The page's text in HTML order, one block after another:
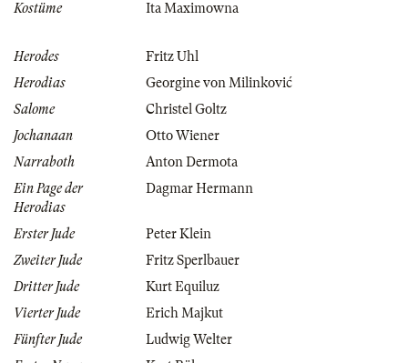
Kostüme
Ita Maximowna
Herodes
Fritz Uhl
Herodias
Georgine von Milinković
Salome
Christel Goltz
Jochanaan
Otto Wiener
Narraboth
Anton Dermota
Ein Page der
Herodias
Dagmar Hermann
Erster Jude
Peter Klein
Zweiter Jude
Fritz Sperlbauer
Dritter Jude
Kurt Equiluz
Vierter Jude
Erich Majkut
Fünfter Jude
Ludwig Welter